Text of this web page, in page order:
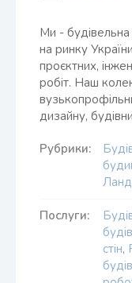
Ми -
на ринку
проєктних,
робіт. Наш
дизайну,
Рубрики:
Послуги:
стін,